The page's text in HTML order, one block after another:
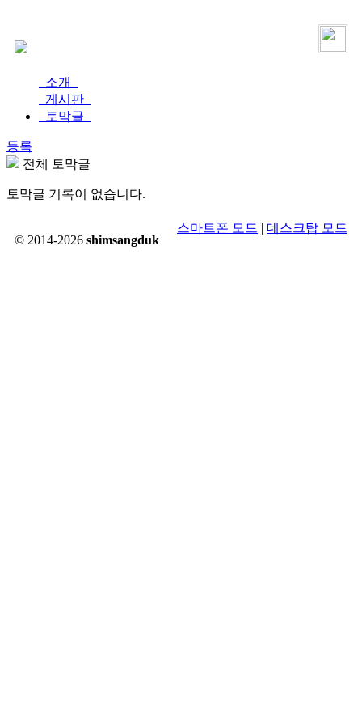
소개
게시판
토막글
등록
전체 토막글
토막글 기록이 없습니다.
© 2014-2026 shimsangduk
스마트폰 모드 | 데스크탑 모드